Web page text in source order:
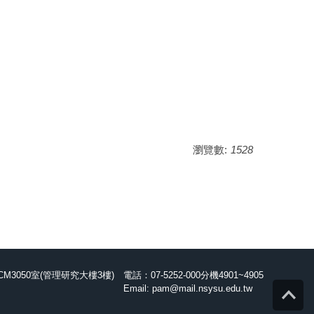
瀏覽數: 1528
室(管理研究大樓3樓)
電話：07-5252-000分機4901~4905
Email: pam@mail.nsysu.edu.tw